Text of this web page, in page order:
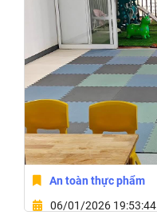
An toàn thực phẩm
06/01/2026 19:53:44